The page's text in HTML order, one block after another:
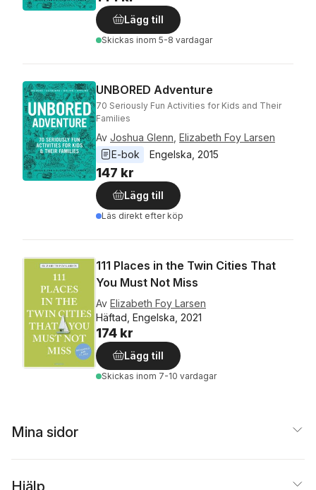
Lägg till
Skickas inom 5-8 vardagar
UNBORED Adventure
70 Seriously Fun Activities for Kids and Their
Families
Av Joshua Glenn Elizabeth Foy Larsen
E-bok
Engelska 2015
147 kr
Lägg till
Läs direkt efter köp
111 Places in the Twin Cities That
You Must Not Miss
Av Elizabeth Foy Larsen
Häftad, Engelska, 2021
174 kr
Lägg till
Skickas inom 7-10 vardagar
Mina sidor
Hjälp